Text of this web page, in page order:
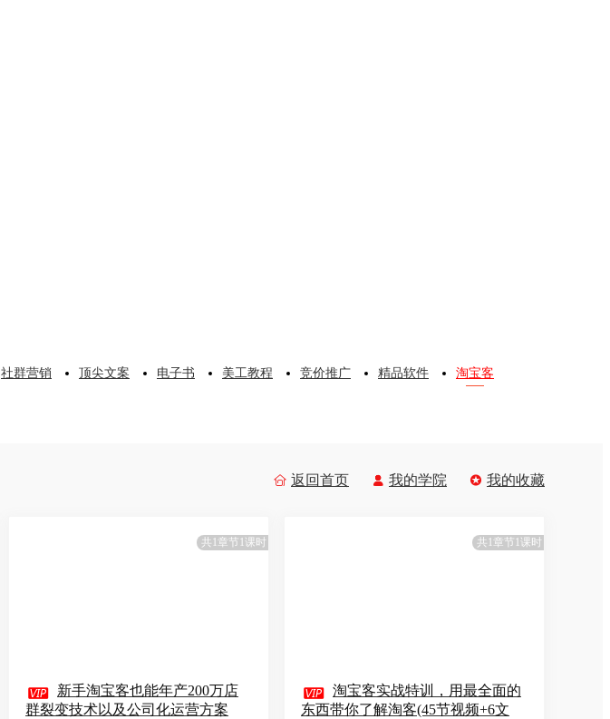
社群营销 顶尖文案 电子书 美工教程 竞价推广 精品软件 淘宝客
 返回首页  我的学院  我的收藏
共1章节1课时
 新手淘宝客也能年产200万店
群裂变技术以及公司化运营方案
共1章节1课时
 淘宝客实战特训，用最全面的
东西带你了解淘客(45节视频+6文